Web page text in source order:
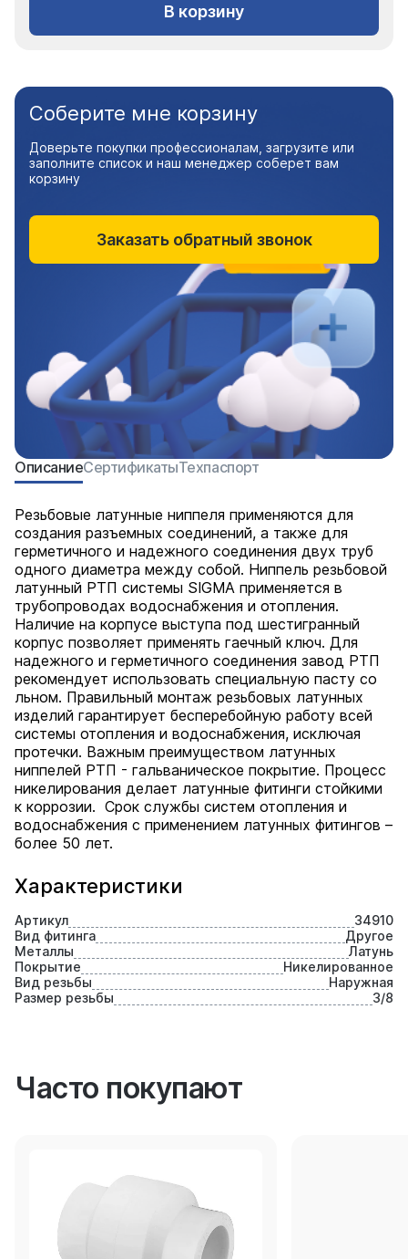
В корзину
Характеристики
Артикул
34910
Вид фитинга
Другое
Металлы
Латунь
Покрытие
Никелированное
Вид резьбы
Наружная
Размер резьбы
3/8
ОписаниеСертификатыТехпаспорт
Резьбовые латунные ниппеля применяются для
создания разъемных соединений, а также для
герметичного и надежного соединения двух труб
одного диаметра между собой. Ниппель резьбовой
латунный РТП системы SIGMA применяется в
трубопроводах водоснабжения и отопления.
Наличие на корпусе выступа под шестигранный
корпус позволяет применять гаечный ключ. Для
надежного и герметичного соединения завод РТП
рекомендует использовать специальную пасту со
льном. Правильный монтаж резьбовых латунных
изделий гарантирует бесперебойную работу всей
системы отопления и водоснабжения, исключая
протечки. Важным преимуществом латунных
ниппелей РТП - гальваническое покрытие. Процесс
никелирования делает латунные фитинги стойкими
к коррозии. Срок службы систем отопления и
водоснабжения с применением латунных фитингов –
более 50 лет.
Соберите мне корзину
Доверьте покупки профессионалам, загрузите или
заполните список и наш менеджер соберет вам
корзину
Заказать обратный звонок
Часто покупают